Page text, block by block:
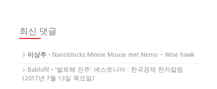
최신 댓글
이상주 - Nanoblocks Minnie Mouse met Nemo – Wise hawk
Bablofil - ‘발트해 진주’ 에스토니아 : 한국경제 천자칼럼
(2017년 7월 13일 목요일)